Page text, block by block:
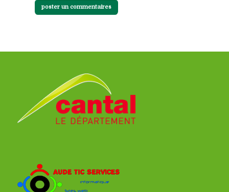
poster un commentaires